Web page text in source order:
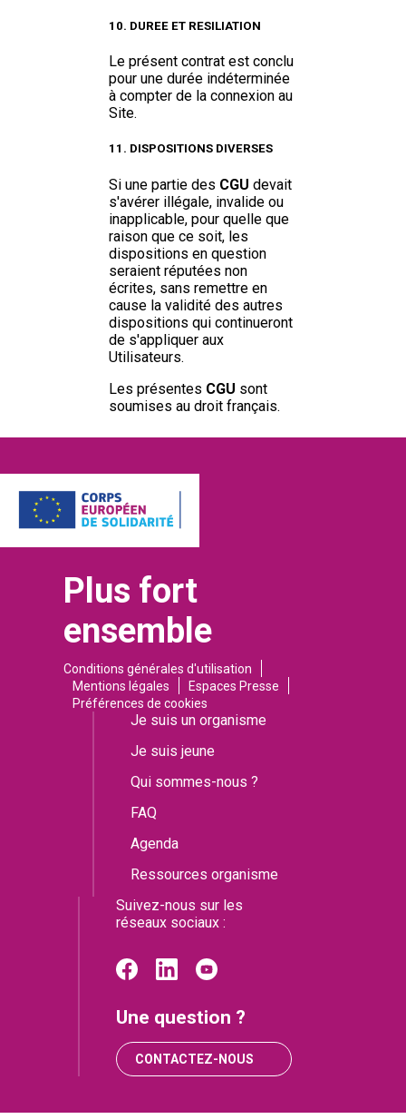
10. DUREE ET RESILIATION
Le présent contrat est conclu
pour une durée indéterminée
à compter de la connexion au
Site.
11. DISPOSITIONS DIVERSES
Si une partie des CGU devait
s'avérer illégale, invalide ou
inapplicable, pour quelle que
raison que ce soit, les
dispositions en question
seraient réputées non
écrites, sans remettre en
cause la validité des autres
dispositions qui continueront
de s'appliquer aux
Utilisateurs.
Les présentes CGU sont
soumises au droit français.
Plus fort
ensemble
Conditions générales d'utilisation
Mentions légales
Espaces Presse
Préférences de cookies
Je suis un organisme
Je suis jeune
Qui sommes-nous ?
FAQ
Agenda
Ressources organisme
Suivez-nous sur les
réseaux sociaux :
Une question ?
CONTACTEZ-NOUS